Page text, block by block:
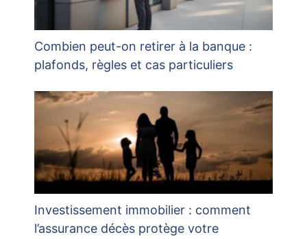
Combien peut-on retirer à la banque :
plafonds, règles et cas particuliers
Investissement immobilier : comment
l’assurance décès protège votre